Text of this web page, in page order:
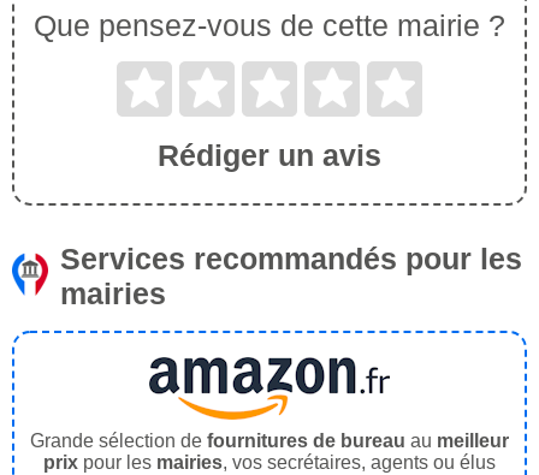
Que pensez-vous de cette mairie ?
Rédiger un avis
Services recommandés pour les
mairies
Grande sélection de fournitures de bureau au meilleur
prix pour les mairies, vos secrétaires, agents ou élus